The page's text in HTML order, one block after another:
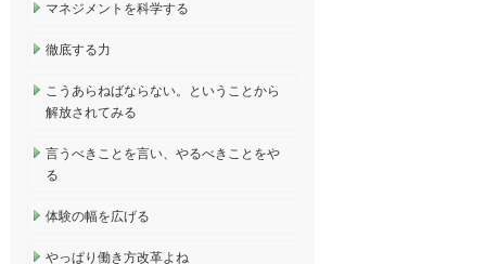
マネジメントを科学する
徹底する力
こうあらねばならない。ということから
解放されてみる
言うべきことを言い、やるべきことをや
る
体験の幅を広げる
やっぱり働き方改革よね